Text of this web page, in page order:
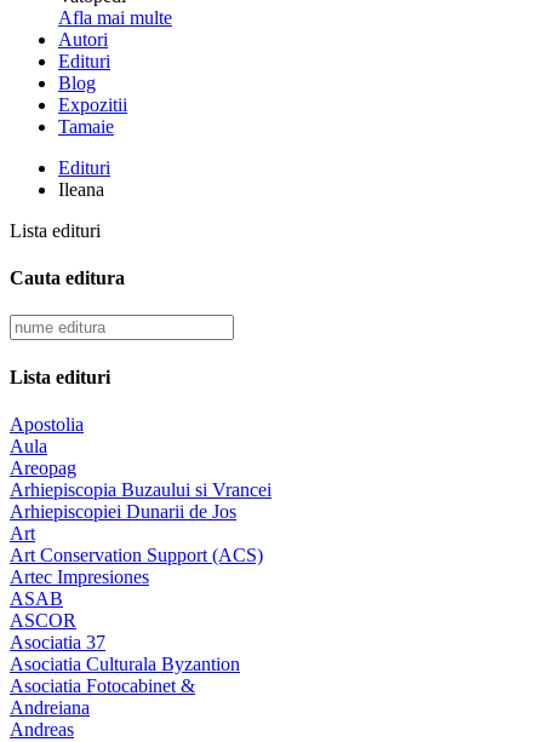
Afla mai multe
Autori
Edituri
Blog
Expozitii
Tamaie
Edituri
Ileana
Lista edituri
Cauta editura
Lista edituri
Apostolia
Aula
Areopag
Arhiepiscopia Buzaului si Vrancei
Arhiepiscopiei Dunarii de Jos
Art
Art Conservation Support (ACS)
Artec Impresiones
ASAB
ASCOR
Asociatia 37
Asociatia Culturala Byzantion
Asociatia Fotocabinet &
Andreiana
Andreas